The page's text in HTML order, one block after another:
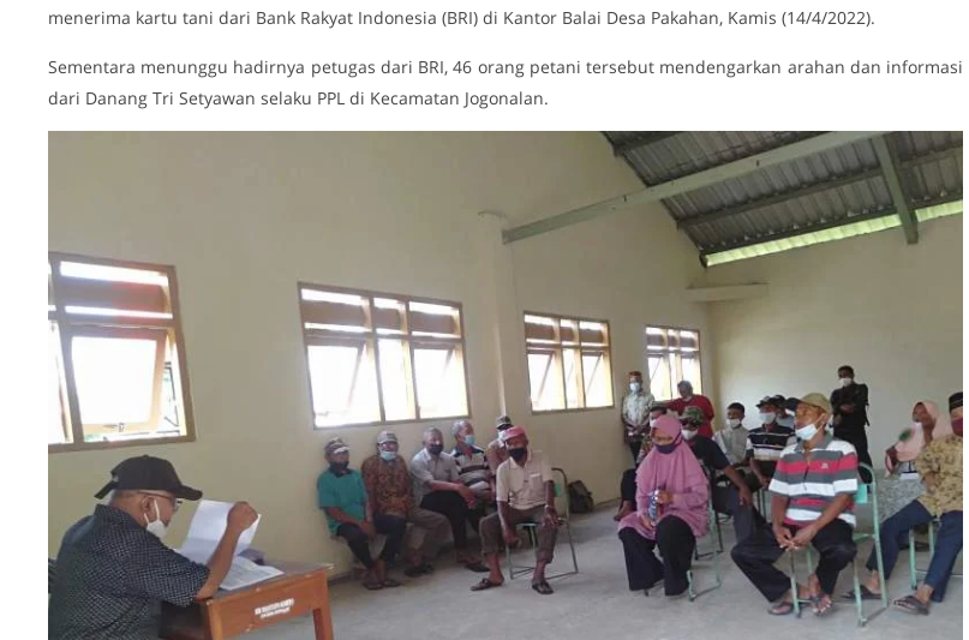
menerima kartu tani dari Bank Rakyat Indonesia (BRI) di Kantor Balai Desa Pakahan, Kamis (14/4/2022).
Sementara menunggu hadirnya petugas dari BRI, 46 orang petani tersebut mendengarkan arahan dan informasi
dari Danang Tri Setyawan selaku PPL di Kecamatan Jogonalan.